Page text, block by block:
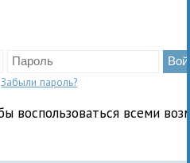
Забыли пароль?
воспользоваться всеми